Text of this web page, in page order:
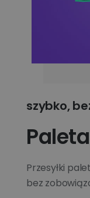
szybko,
Przesyłki
bez